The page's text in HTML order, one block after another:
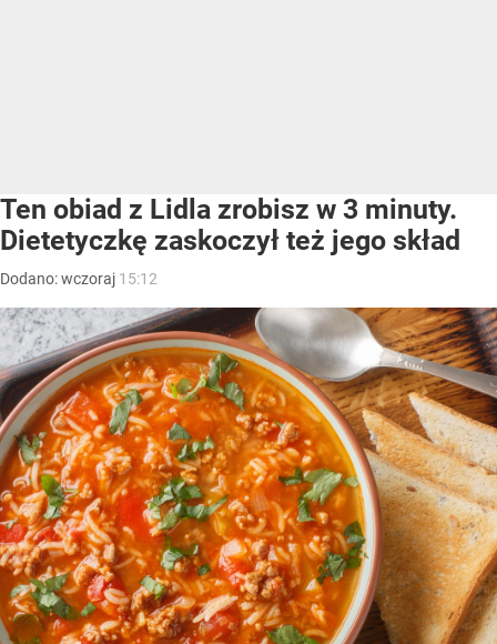
Ten obiad z Lidla zrobisz w 3 minuty.
Dietetyczkę zaskoczył też jego skład
Dodano:wczoraj 15:12